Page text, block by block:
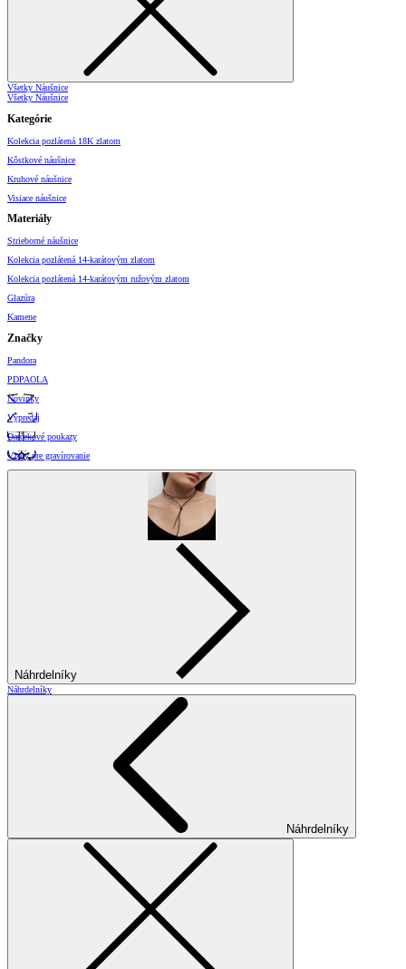
Všetky Náušnice
Všetky Náušnice
Kategórie
Kolekcia pozlátená 18K zlatom
Kôstkové náušnice
Kruhové náušnice
Visiace náušnice
Materiály
Strieborné náušnice
Kolekcia pozlátená 14-karátovým zlatom
Kolekcia pozlátená 14-karátovým ružovým zlatom
Glazúra
Kamene
Značky
Pandora
PDPAOLA
Novinky
Výpredaj
Darčekové poukazy
Vzory pre gravírovanie
Náhrdelníky
Náhrdelníky
Náhrdelníky